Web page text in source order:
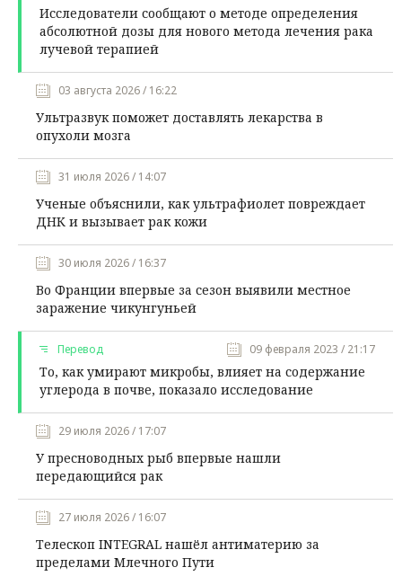
Исследователи сообщают о методе определения
абсолютной дозы для нового метода лечения рака
лучевой терапией
03 августа 2026 / 16:22
Ультразвук поможет доставлять лекарства в
опухоли мозга
31 июля 2026 / 14:07
Ученые объяснили, как ультрафиолет повреждает
ДНК и вызывает рак кожи
30 июля 2026 / 16:37
Во Франции впервые за сезон выявили местное
заражение чикунгуньей
Перевод 09 февраля 2023 / 21:17
То, как умирают микробы, влияет на содержание
углерода в почве, показало исследование
29 июля 2026 / 17:07
У пресноводных рыб впервые нашли
передающийся рак
27 июля 2026 / 16:07
Телескоп INTEGRAL нашёл антиматерию за
пределами Млечного Пути